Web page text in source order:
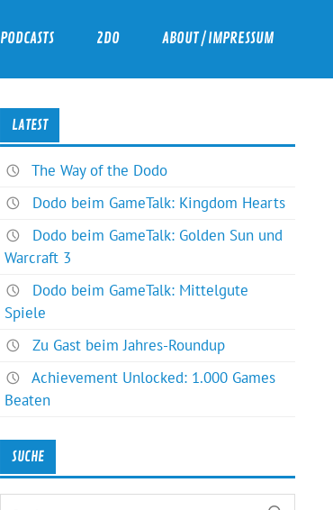
PODCASTS 2DO ABOUT / IMPRESSUM
LATEST
The Way of the Dodo
Dodo beim GameTalk: Kingdom Hearts
Dodo beim GameTalk: Golden Sun und
Warcraft 3
Dodo beim GameTalk: Mittelgute
Spiele
Zu Gast beim Jahres-Roundup
Achievement Unlocked: 1.000 Games
Beaten
SUCHE